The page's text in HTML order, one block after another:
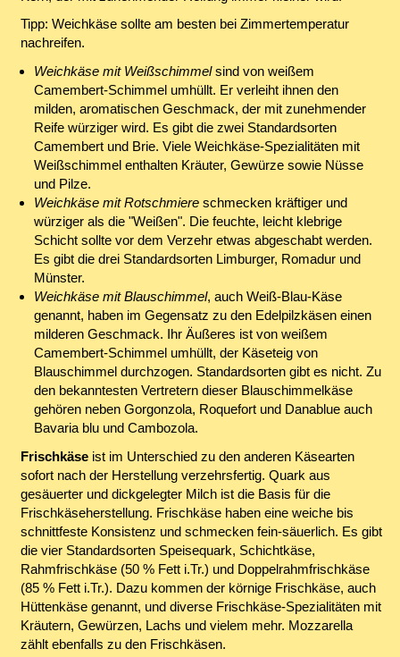
Tipp: Weichkäse sollte am besten bei Zimmertemperatur
nachreifen.
Weichkäse mit Weißschimmelsind von weißem
Camembert-Schimmel umhüllt. Er verleiht ihnen den
milden, aromatischen Geschmack, der mit zunehmender
Reife würziger wird. Es gibt die zwei Standardsorten
Camembert und Brie. Viele Weichkäse-Spezialitäten mit
Weißschimmel enthalten Kräuter, Gewürze sowie Nüsse
und Pilze.
Weichkäse mit Rotschmiereschmecken kräftiger und
würziger als die "Weißen". Die feuchte, leicht klebrige
Schicht sollte vor dem Verzehr etwas abgeschabt werden.
Es gibt die drei Standardsorten Limburger, Romadur und
Münster.
Weichkäse mit Blauschimmel, auch Weiß-Blau-Käse
genannt, haben im Gegensatz zu den Edelpilzkäsen einen
milderen Geschmack. Ihr Äußeres ist von weißem
Camembert-Schimmel umhüllt, der Käseteig von
Blauschimmel durchzogen. Standardsorten gibt es nicht. Zu
den bekanntesten Vertretern dieser Blauschimmelkäse
gehören neben Gorgonzola, Roquefort und Danablue auch
Bavaria blu und Cambozola.
Frischkäseist im Unterschied zu den anderen Käsearten
sofort nach der Herstellung verzehrsfertig. Quark aus
gesäuerter und dickgelegter Milch ist die Basis für die
Frischkäseherstellung. Frischkäse haben eine weiche bis
schnittfeste Konsistenz und schmecken fein-säuerlich. Es gibt
die vier Standardsorten Speisequark, Schichtkäse,
Rahmfrischkäse (50 % Fett i.Tr.) und Doppelrahmfrischkäse
(85 % Fett i.Tr.). Dazu kommen der körnige Frischkäse, auch
Hüttenkäse genannt, und diverse Frischkäse-Spezialitäten mit
Kräutern, Gewürzen, Lachs und vielem mehr. Mozzarella
zählt ebenfalls zu den Frischkäsen.